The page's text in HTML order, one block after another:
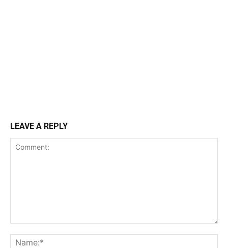
LEAVE A REPLY